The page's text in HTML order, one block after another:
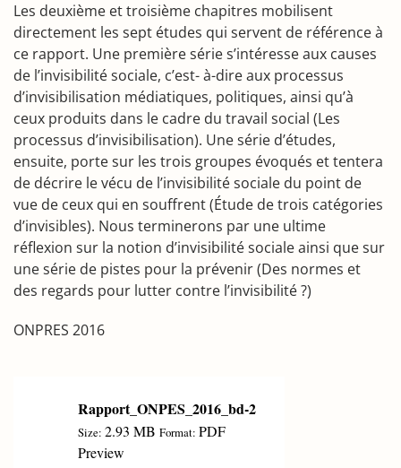
Les deuxième et troisième chapitres mobilisent
directement les sept études qui servent de référence à
ce rapport. Une première série s’intéresse aux causes
de l’invisibilité sociale, c’est- à-dire aux processus
d’invisibilisation médiatiques, politiques, ainsi qu’à
ceux produits dans le cadre du travail social (Les
processus d’invisibilisation). Une série d’études,
ensuite, porte sur les trois groupes évoqués et tentera
de décrire le vécu de l’invisibilité sociale du point de
vue de ceux qui en souffrent (Étude de trois catégories
d’invisibles). Nous terminerons par une ultime
réflexion sur la notion d’invisibilité sociale ainsi que sur
une série de pistes pour la prévenir (Des normes et
des regards pour lutter contre l’invisibilité ?)
ONPRES 2016
Rapport_ONPES_2016_bd-2
Size: 2.93 MB Format: PDF
Preview